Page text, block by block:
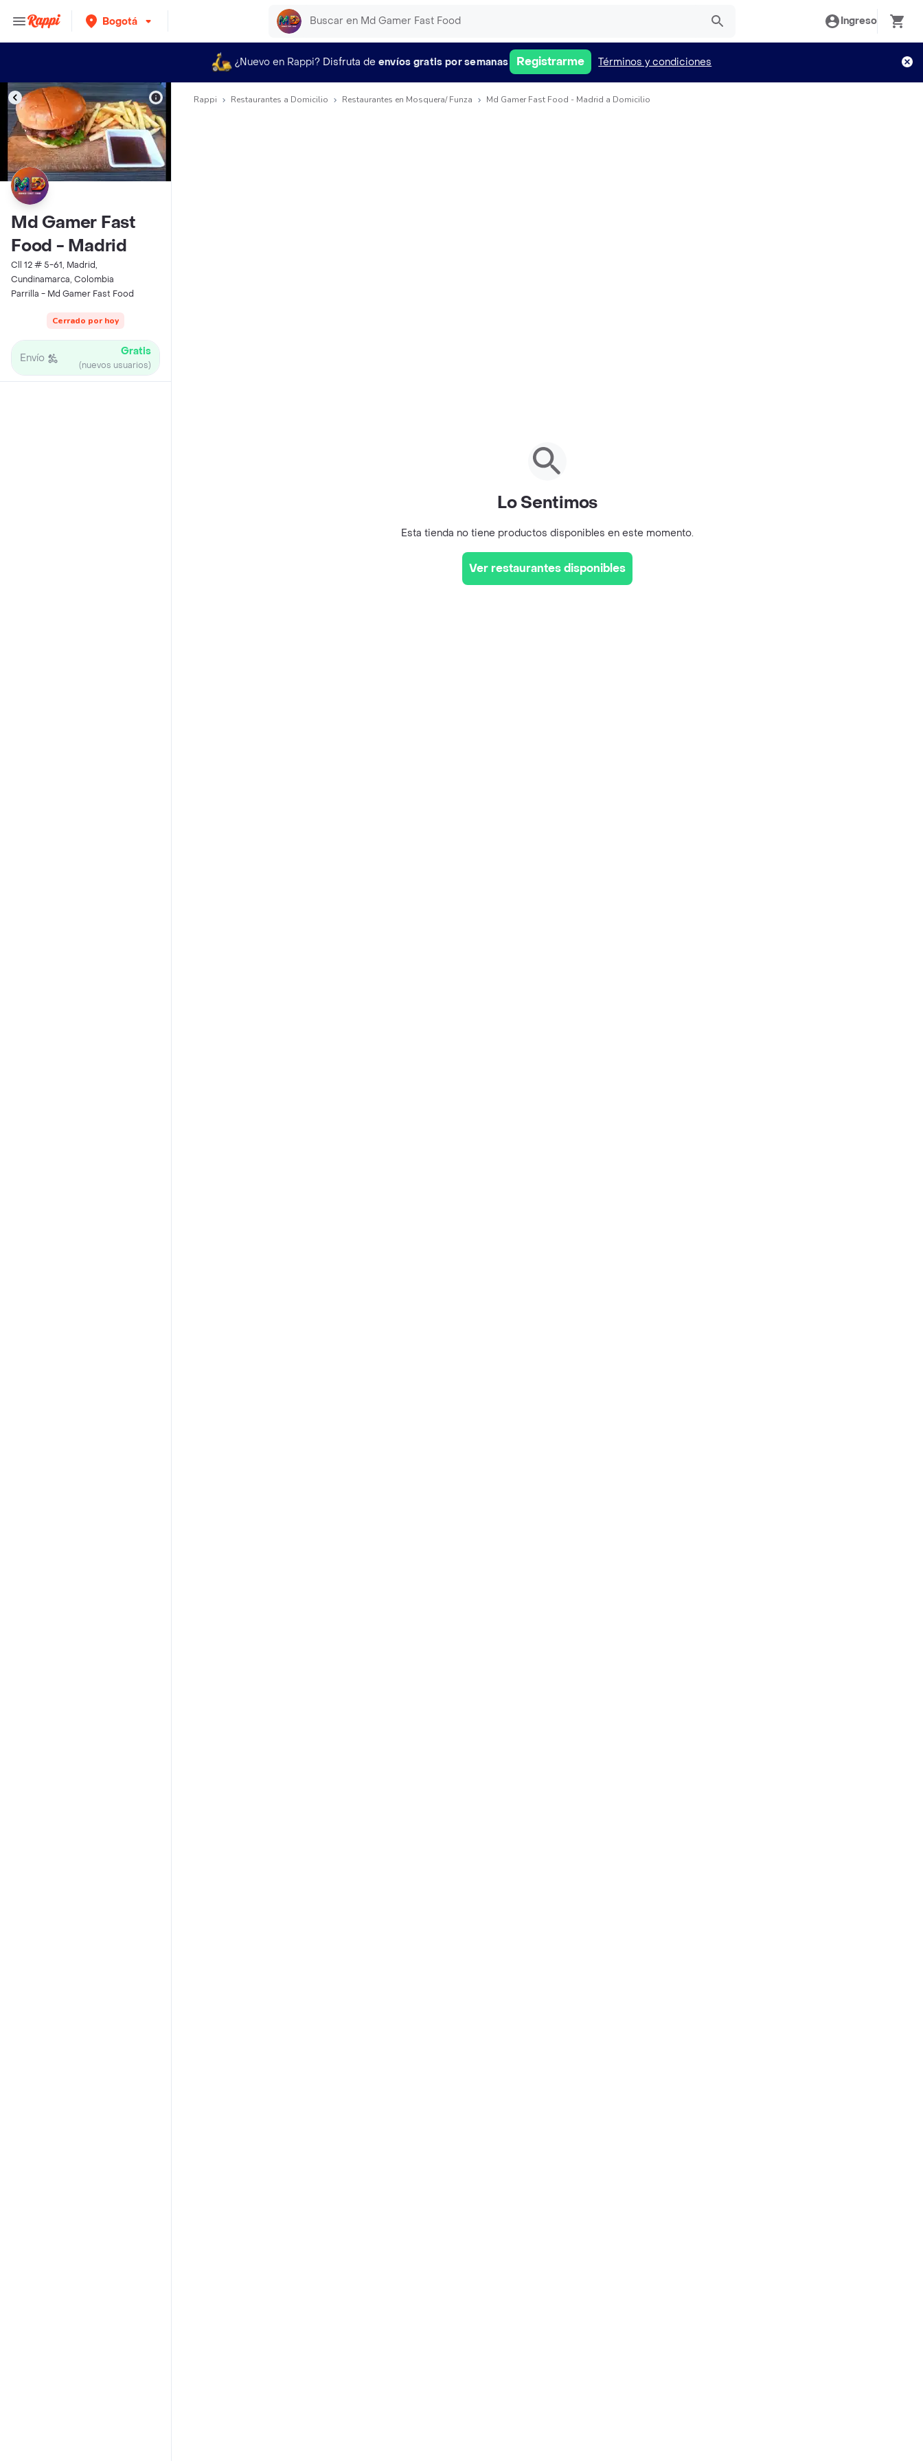
Bogotá Ingreso
¿Nuevo en Rappi? Disfruta de envíos gratis por semanas Registrarme Términos y condiciones
Md Gamer Fast
Food - Madrid
Cll 12 # 5-61, Madrid,
Cundinamarca, Colombia
Parrilla - Md Gamer Fast Food
Cerrado por hoy
Envío Gratis
(nuevos usuarios)
Rappi Restaurantes a Domicilio Restaurantes en Mosquera/ Funza Md Gamer Fast Food - Madrid a Domicilio
Lo Sentimos
Esta tienda no tiene productos disponibles en este momento.
Ver restaurantes disponibles